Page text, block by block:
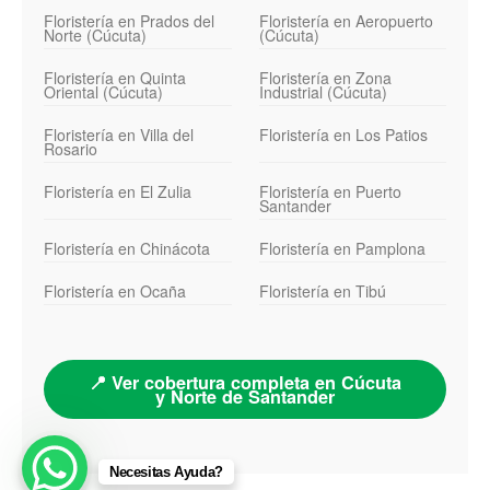
Floristería en Prados del
Norte (Cúcuta)
Floristería en Aeropuerto
(Cúcuta)
Floristería en Quinta
Oriental (Cúcuta)
Floristería en Zona
Industrial (Cúcuta)
Floristería en Villa del
Rosario
Floristería en Los Patios
Floristería en El Zulia Floristería en Puerto
Santander
Floristería en Chinácota
Floristería en Pamplona
Floristería en Ocaña
Floristería en Tibú
📍 Ver cobertura completa en Cúcuta
y Norte de Santander
Necesitas Ayuda?